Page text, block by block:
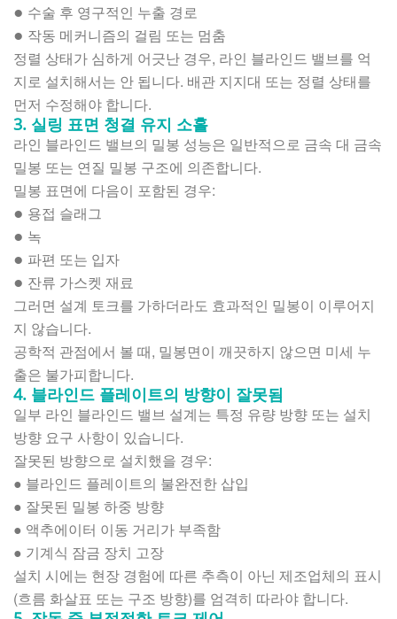
● 수술 후 영구적인 누출 경로
● 작동 메커니즘의 걸림 또는 멈춤
정렬 상태가 심하게 어긋난 경우, 라인 블라인드 밸브를 억
지로 설치해서는 안 됩니다. 배관 지지대 또는 정렬 상태를
먼저 수정해야 합니다.
3. 실링 표면 청결 유지 소홀
라인 블라인드 밸브의 밀봉 성능은 일반적으로 금속 대 금속
밀봉 또는 연질 밀봉 구조에 의존합니다.
밀봉 표면에 다음이 포함된 경우:
● 용접 슬래그
● 녹
● 파편 또는 입자
● 잔류 가스켓 재료
그러면 설계 토크를 가하더라도 효과적인 밀봉이 이루어지
지 않습니다.
공학적 관점에서 볼 때, 밀봉면이 깨끗하지 않으면 미세 누
출은 불가피합니다.
4. 블라인드 플레이트의 방향이 잘못됨
일부 라인 블라인드 밸브 설계는 특정 유량 방향 또는 설치
방향 요구 사항이 있습니다.
잘못된 방향으로 설치했을 경우:
● 블라인드 플레이트의 불완전한 삽입
● 잘못된 밀봉 하중 방향
● 액추에이터 이동 거리가 부족함
● 기계식 잠금 장치 고장
설치 시에는 현장 경험에 따른 추측이 아닌 제조업체의 표시
(흐름 화살표 또는 구조 방향)를 엄격히 따라야 합니다.